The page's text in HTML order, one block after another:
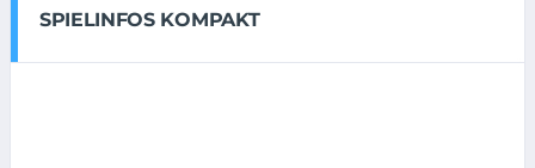
SPIELINFOS KOMPAKT